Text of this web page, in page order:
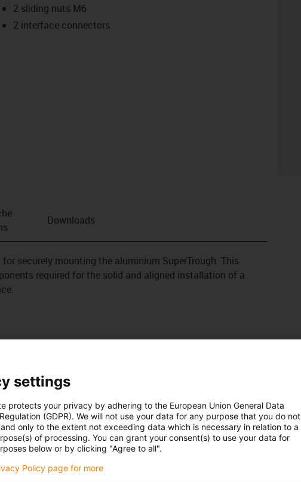
2 sliding nuts M6
2 interface connectors
Downloads
securely mounting the aluminium SuperTrough. This
required for the solid and aligned installation of a
settings
protects your privacy by adhering to the European Union General Data
(GDPR). We will not use your data for any purpose that you do not
only to the extent not exceeding data which is necessary in relation to a
of processing. You can grant your consent(s) to use your data for
below or by clicking "Agree to all".
Policy page for more